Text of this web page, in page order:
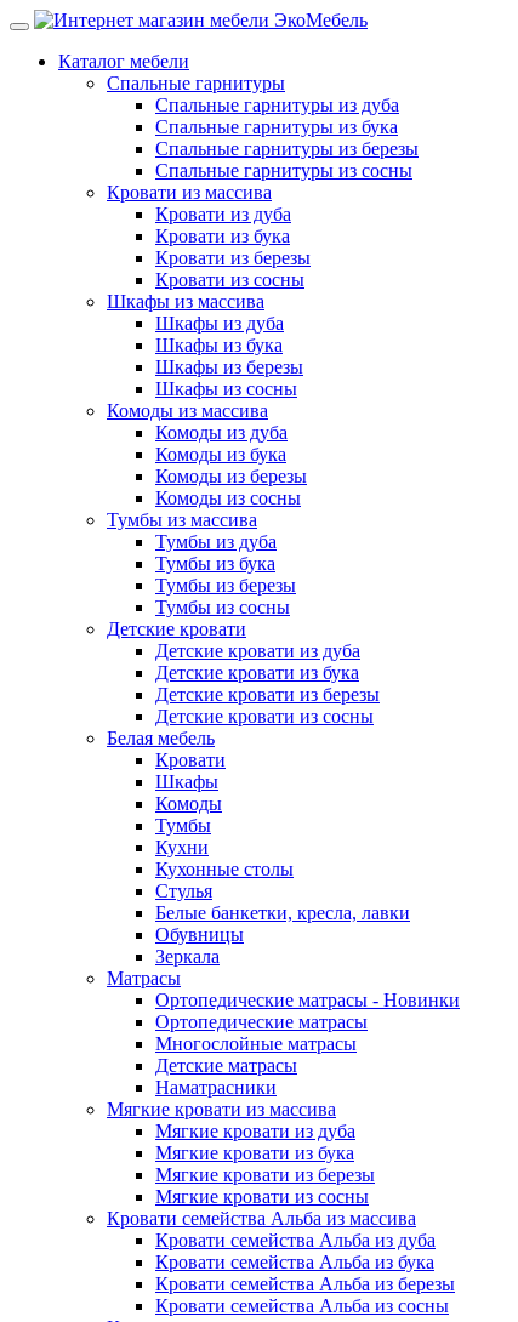
Каталог мебели
Спальные гарнитуры
Спальные гарнитуры из дуба
Спальные гарнитуры из бука
Спальные гарнитуры из березы
Спальные гарнитуры из сосны
Кровати из массива
Кровати из дуба
Кровати из бука
Кровати из березы
Кровати из сосны
Шкафы из массива
Шкафы из дуба
Шкафы из бука
Шкафы из березы
Шкафы из сосны
Комоды из массива
Комоды из дуба
Комоды из бука
Комоды из березы
Комоды из сосны
Тумбы из массива
Тумбы из дуба
Тумбы из бука
Тумбы из березы
Тумбы из сосны
Детские кровати
Детские кровати из дуба
Детские кровати из бука
Детские кровати из березы
Детские кровати из сосны
Белая мебель
Кровати
Шкафы
Комоды
Тумбы
Кухни
Кухонные столы
Стулья
Белые банкетки, кресла, лавки
Обувницы
Зеркала
Матрасы
Ортопедические матрасы - Новинки
Ортопедические матрасы
Многослойные матрасы
Детские матрасы
Наматрасники
Мягкие кровати из массива
Мягкие кровати из дуба
Мягкие кровати из бука
Мягкие кровати из березы
Мягкие кровати из сосны
Кровати семейства Альба из массива
Кровати семейства Альба из дуба
Кровати семейства Альба из бука
Кровати семейства Альба из березы
Кровати семейства Альба из сосны